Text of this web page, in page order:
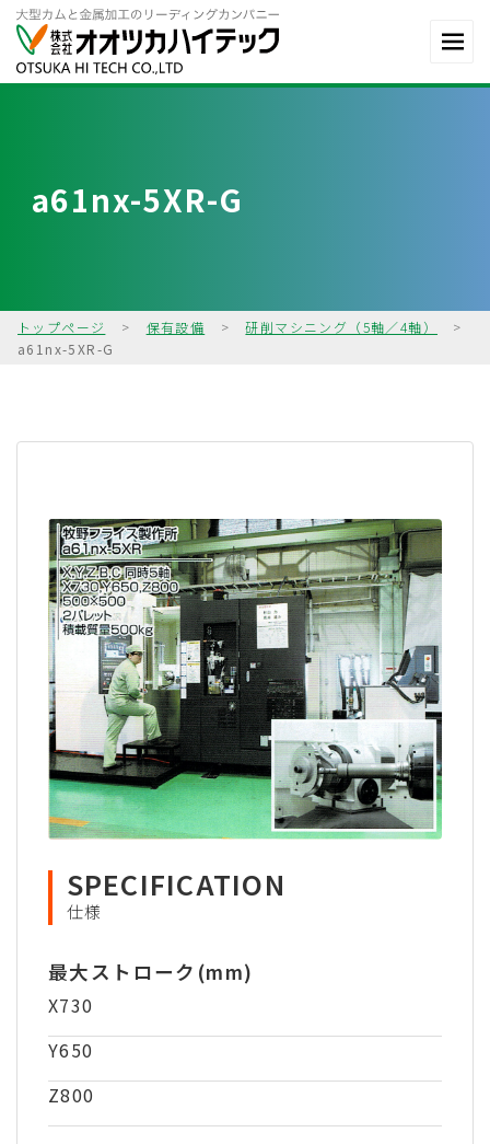
a61nx-5XR-G
トップページ > 保有設備 > 研削マシニング（5軸／4軸）
>
a61nx-5XR-G
SPECIFICATION
仕様
最大ストローク(mm)
X730
Y650
Z800